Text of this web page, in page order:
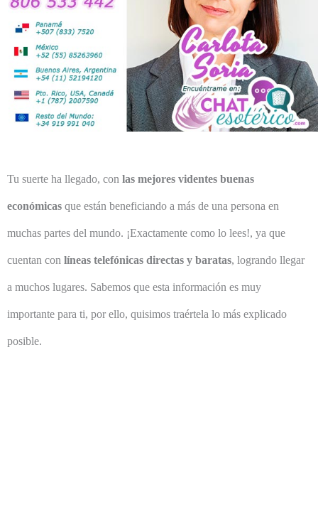
Tu suerte ha llegado, con las mejores videntes buenas
económicas que están beneficiando a más de una persona en
muchas partes del mundo. ¡Exactamente como lo lees!, ya que
cuentan con líneas telefónicas directas y baratas, logrando llegar
a muchos lugares. Sabemos que esta información es muy
importante para ti, por ello, quisimos traértela lo más explicado
posible.